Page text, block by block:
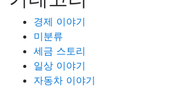
경제 이야기
미분류
세금 스토리
일상 이야기
자동차 이야기